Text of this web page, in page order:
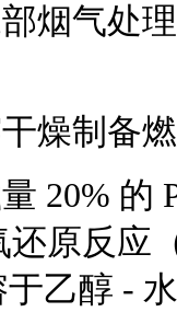
烟气处
燥制备
20% 的
还原反应
于乙醇 -